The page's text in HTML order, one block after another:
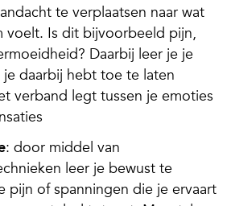
te verplaatsen naar wat
voelt. Is dit bijvoorbeeld pijn,
Daarbij leer je je
daarbij hebt toe te laten
verband legt tussen je emoties
: door middel van
leer je bewust te
pijn of spanningen die je ervaart